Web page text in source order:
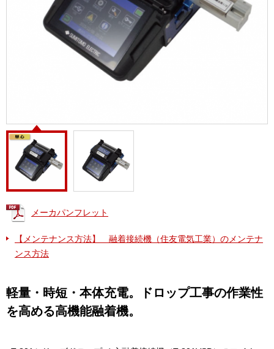
メーカパンフレット
【メンテナンス方法】 融着接続機（住友電気工業）のメンテナ
ンス方法
軽量・時短・本体充電。ドロップ工事の作業性
を高める高機能融着機。